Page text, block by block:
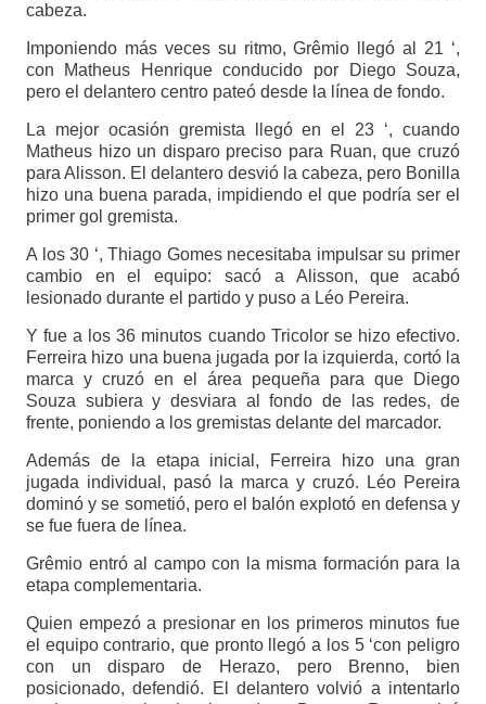
cabeza.
Imponiendo más veces su ritmo, Grêmio llegó al 21 ‘,
con Matheus Henrique conducido por Diego Souza,
pero el delantero centro pateó desde la línea de fondo.
La mejor ocasión gremista llegó en el 23 ‘, cuando
Matheus hizo un disparo preciso para Ruan, que cruzó
para Alisson. El delantero desvió la cabeza, pero Bonilla
hizo una buena parada, impidiendo el que podría ser el
primer gol gremista.
A los 30 ‘, Thiago Gomes necesitaba impulsar su primer
cambio en el equipo: sacó a Alisson, que acabó
lesionado durante el partido y puso a Léo Pereira.
Y fue a los 36 minutos cuando Tricolor se hizo efectivo.
Ferreira hizo una buena jugada por la izquierda, cortó la
marca y cruzó en el área pequeña para que Diego
Souza subiera y desviara al fondo de las redes, de
frente, poniendo a los gremistas delante del marcador.
Además de la etapa inicial, Ferreira hizo una gran
jugada individual, pasó la marca y cruzó. Léo Pereira
dominó y se sometió, pero el balón explotó en defensa y
se fue fuera de línea.
Grêmio entró al campo con la misma formación para la
etapa complementaria.
Quien empezó a presionar en los primeros minutos fue
el equipo contrario, que pronto llegó a los 5 ‘con peligro
con un disparo de Herazo, pero Brenno, bien
posicionado, defendió. El delantero volvió a intentarlo